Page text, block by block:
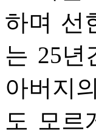
하며 선
는 25년
아버지
도 모르